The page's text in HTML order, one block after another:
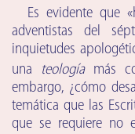
Es evidente que
adventistas del
inquietudes
una teologíamás
embargo, ¿cómo
temática que las
que se requiere no